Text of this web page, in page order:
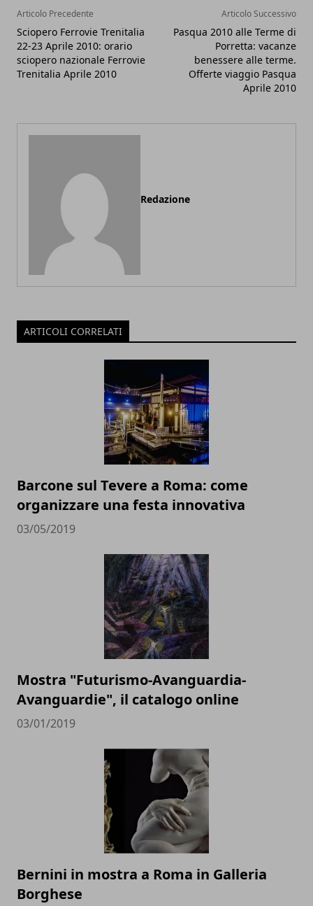
Articolo Precedente
Sciopero Ferrovie Trenitalia
22-23 Aprile 2010: orario
sciopero nazionale Ferrovie
Trenitalia Aprile 2010
Articolo Successivo
Pasqua 2010 alle Terme di
Porretta: vacanze
benessere alle terme.
Offerte viaggio Pasqua
Aprile 2010
Redazione
ARTICOLI CORRELATI
Barcone sul Tevere a Roma: come
organizzare una festa innovativa
03/05/2019
Mostra "Futurismo-Avanguardia-
Avanguardie", il catalogo online
03/01/2019
Bernini in mostra a Roma in Galleria
Borghese